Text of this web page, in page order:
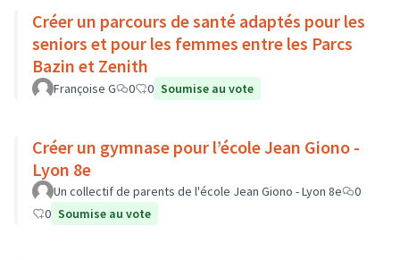
Créer un parcours de santé adaptés pour les
seniors et pour les femmes entre les Parcs
Bazin et Zenith
Françoise G 0 0 Soumise au vote
Créer un gymnase pour l’école Jean Giono -
Lyon 8e
Un collectif de parents de l'école Jean Giono - Lyon 8e
0
0 Soumise au vote